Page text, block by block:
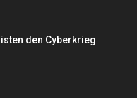
den Cyberkrieg